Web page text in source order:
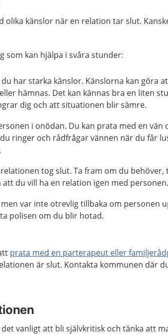
olika känslor när en relation tar slut.
som kan hjälpa i svåra stunder:
har starka känslor. Känslorna kan göra
hämnas. Det kan kännas bra en liten
dig och att situationen blir sämre.
i onödan. Du kan prata med en vän
ringer och rådfrågar vännen när du får
tog slut. Ta fram om du behöver,
du vill ha en relation igen med personen.
var inte otrevlig tillbaka om personen
polisen om du blir hotad.
prata med en parterapeut eller
är slut. Kontakta kommunen där
vanligt att bli självkritisk och tänka att